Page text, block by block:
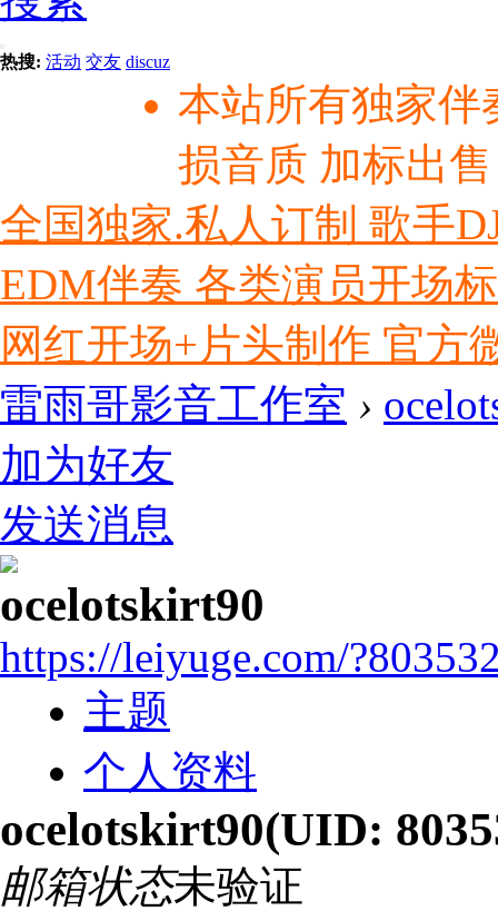
热搜: 活动 交友 discuz
本站所有独家伴
损音质 加标出
全国独家.私人订制 歌手
EDM伴奏 各类演员开场
网红开场+片头制作 官方
雷雨哥影音工作室 ›
加为好友
发送消息
ocelotskirt90
https://leiyuge.com/
主题
个人资料
ocelotskirt90(UID:
邮箱状态未验证